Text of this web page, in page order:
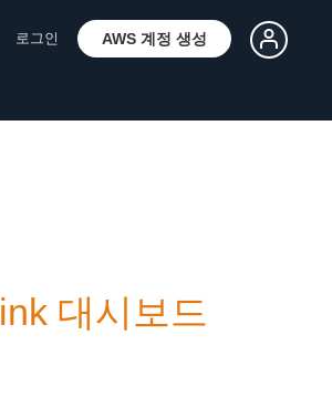
로그인 AWS 계정 생성
대시보드